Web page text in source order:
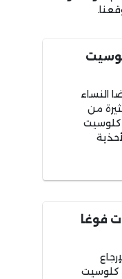
النساء
من
كلوسيت
فوغا
كلوسيت